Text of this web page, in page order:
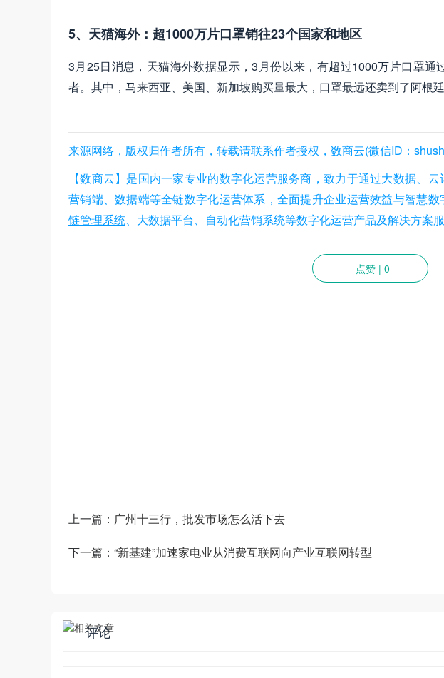
5、天猫海外：超1000万片口罩销往23个国家和地区
3月25日消息，天猫海外数据显示，3月份以来，有超过1000万片口罩
者。其中，马来西亚、美国、新加坡购买量最大，口罩最远还卖到了阿根廷
来源网络，版权归作者所有，转载请联系作者授权，数商云(微信ID：
【数商云】是国内一家专业的数字化运营服务商，致力于通过大数据、
营销端、数据端等全链数字化运营体系，全面提升企业运营效益与智慧
链管理系统、大数据平台、自动化营销系统等数字化运营产品及解决方案服
点赞 | 0
上一篇： 广州十三行，批发市场怎么活下去
下一篇： “新基建”加速家电业从消费互联网向产业互联网转型
评论